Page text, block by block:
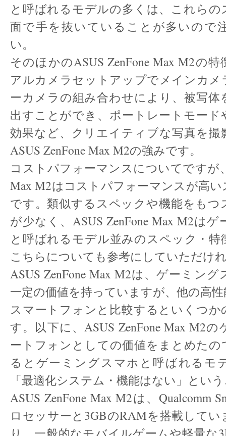
と呼ばれるモデルの多くは、これら
面で手を抜いていることが多いので
い。
そのほかのASUS ZenFone Max M2の
アルカメラセットアップでメインカメ
ーカメラの組み合わせにより、被写体
出すことができ、ポートレートモード
効果など、クリエイティブな写真を撮
ASUS ZenFone Max M2の強みです。
コストパフォーマンスについてですが
Max M2はコストパフォーマンスが高
です。類似するスペックや機能をもつ
が少なく、ASUS ZenFone Max M2は
と呼ばれるモデル並みのスペック・
こちらについても参考にしていただけ
ASUS ZenFone Max M2は、ゲーミン
一定の価値を持っていますが、他の高
スマートフォンと比較するといくつか
す。以下に、ASUS ZenFone Max M2
ートフォンとしての価値をまとめたの
るとゲーミングスマホと呼ばれるモ
「最適化システム・機能はない」とい
ASUS ZenFone Max M2は、Qualcomm
ロセッサーと3GBのRAMを搭載して